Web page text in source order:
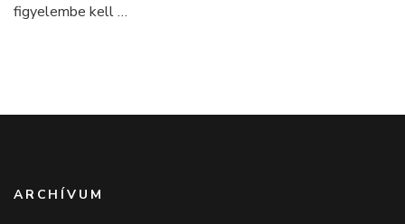
figyelembe kell …
ARCHÍVUM